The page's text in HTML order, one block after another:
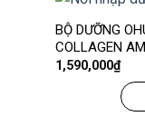
BỘ DƯỠNG
COLLAGEN
1,590,000₫